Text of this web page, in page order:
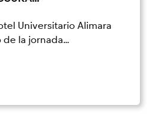
Universitario Alimara
de la jornada…